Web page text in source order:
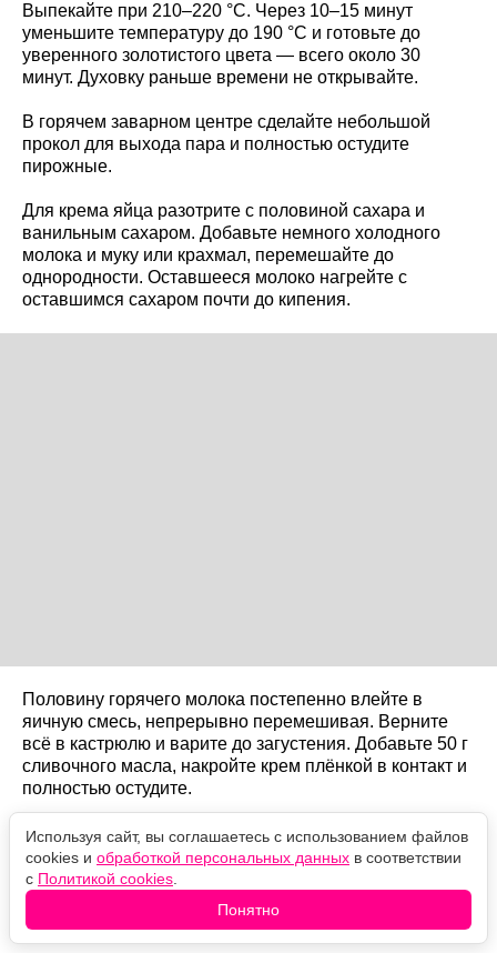
Выпекайте при 210–220 °C. Через 10–15 минут
уменьшите температуру до 190 °C и готовьте до
уверенного золотистого цвета — всего около 30
минут. Духовку раньше времени не открывайте.
В горячем заварном центре сделайте небольшой
прокол для выхода пара и полностью остудите
пирожные.
Для крема яйца разотрите с половиной сахара и
ванильным сахаром. Добавьте немного холодного
молока и муку или крахмал, перемешайте до
однородности. Оставшееся молоко нагрейте с
оставшимся сахаром почти до кипения.
Половину горячего молока постепенно влейте в
яичную смесь, непрерывно перемешивая. Верните
всё в кастрюлю и варите до загустения. Добавьте 50 г
сливочного масла, накройте крем плёнкой в контакт и
полностью остудите.
Холодные сливки взбейте с сахарной пудрой до
устойчивых пиков и осторожно вмешайте в заварную
основу. Наполните пирожные кремом через
сделанные отверстия, посыпьте сахарной пудрой и
ненадолго уберите в холодильник.
Используя сайт, вы соглашаетесь с использованием файлов
cookies и обработкой персональных данных в соответствии
с Политикой cookies
Понятно